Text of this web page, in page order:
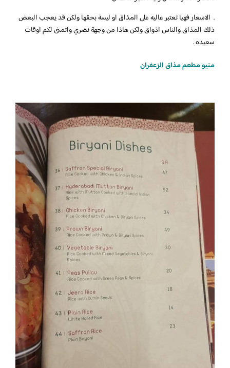
. الاسعار فهيا تعتبر عاليه على المذاق او ليسة بحقها ولكن قد يعجب البعض
ذلك المذاق والناس اذواق ولكن هاذا من وجهة نضري واتمنى لكم اوقات
سعيده .
منيو مطعم مذاق الزعفران